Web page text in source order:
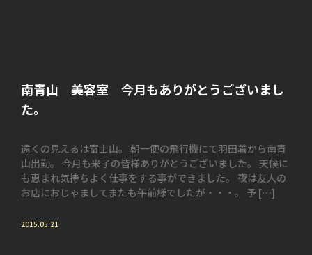
南青山 美容室 今月もありがとうございまし
た。
遠くの見えるは富士山。 朝一便の飛行機にて羽田着から南青
山出勤。 今月も米子の皆様ありがとうございました。 天候に
も恵まれ気持ちよく仕事をする事ができました。 夜は友人の
お店におじゃましてまたも午前様でしたが・・・。 予 […]
2015.05.21